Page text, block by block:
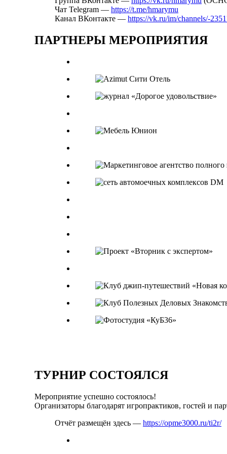
Чат Telegram — https://t.me/hmarymu
Канал ВКонтакте — https://vk.ru/im/channels/-
ПАРТНЕРЫ МЕРОПРИЯТИЯ
ТУРНИР СОСТОЯЛСЯ
Мероприятие успешно состоялось!
Организаторы благодарят игропрактиков, гостей и
Отчёт размещён здесь — https://opme3000.ru/ti2r/